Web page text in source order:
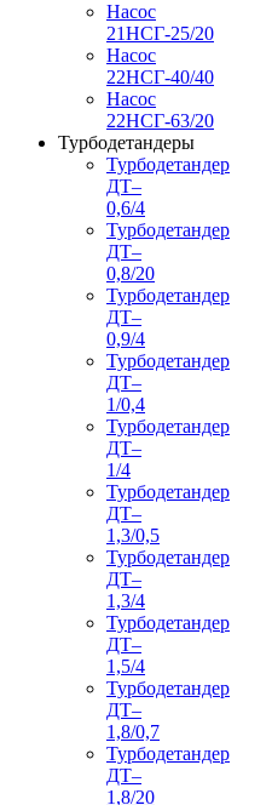
Насос
21НСГ-25/20
Насос
22НСГ-40/40
Насос
22НСГ-63/20
Турбодетандеры
Турбодетандер
ДТ–
0,6/4
Турбодетандер
ДТ–
0,8/20
Турбодетандер
ДТ–
0,9/4
Турбодетандер
ДТ–
1/0,4
Турбодетандер
ДТ–
1/4
Турбодетандер
ДТ–
1,3/0,5
Турбодетандер
ДТ–
1,3/4
Турбодетандер
ДТ–
1,5/4
Турбодетандер
ДТ–
1,8/0,7
Турбодетандер
ДТ–
1,8/20